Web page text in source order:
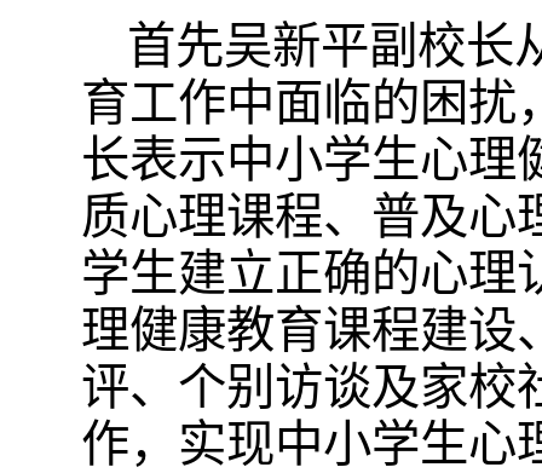
首先吴新平副校长
育工作中面临的困扰
长表示中小学生心理
质心理课程、普及心
学生建立正确的心理
理健康教育课程建设
评、个别访谈及家校
作，实现中小学生心